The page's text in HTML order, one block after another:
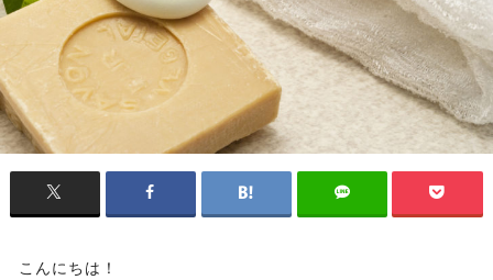
こんにちは！